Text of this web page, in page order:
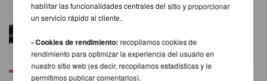
habilitar las funcionalidades centrales del sitio y proporcionar
un servicio rápido al cliente.
- Cookies de rendimiento: recopilamos cookies de
rendimiento para optimizar la experiencia del usuario en
nuestro sitio web (es decir, recopilamos estadísticas y le
permitimos publicar comentarios).